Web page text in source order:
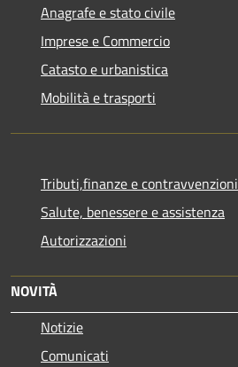
Anagrafe e stato civile
Imprese e Commercio
Catasto e urbanistica
Mobilità e trasporti
Tributi,finanze e contravvenzioni
Salute, benessere e assistenza
Autorizzazioni
NOVITÀ
Notizie
Comunicati